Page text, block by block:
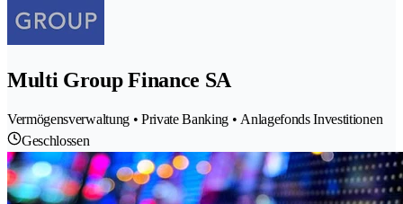
Multi Group Finance SA
Vermögensverwaltung • Private Banking • Anlagefonds Investitionen
Geschlossen